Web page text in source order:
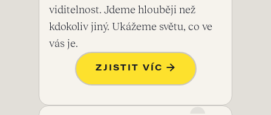
viditelnost. Jdeme hlouběji než
kdokoliv jiný. Ukážeme světu, co ve
vás je.
ZJISTIT VÍC →